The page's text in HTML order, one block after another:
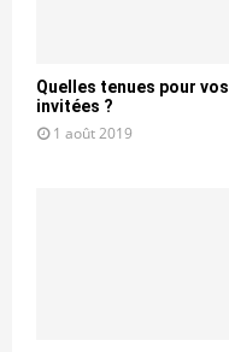
Quelles tenues pour vos
invitées ?
1 août 2019